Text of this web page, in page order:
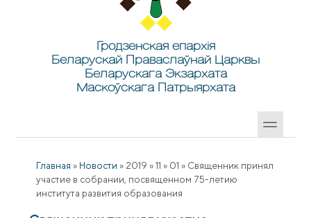
Гродзенская епархія
Беларускай Праваслаўнай Царквы
Беларускага Экзархата
Маскоўскага Патрыярхата
Главная » Новости » 2019 » 11 » 01 » Священник принял
участие в собрании, посвященном 75-летию
института развития образования